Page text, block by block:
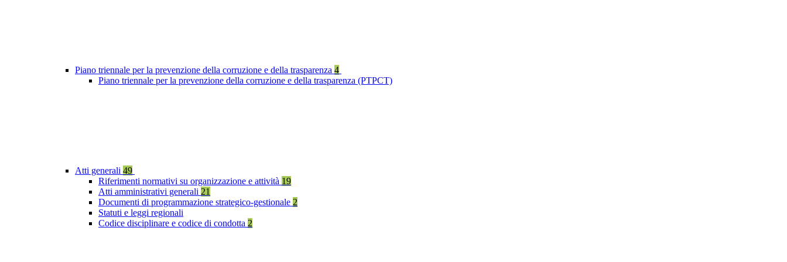
Piano triennale per la prevenzione della corruzione e della trasparenza 4
Piano triennale per la prevenzione della corruzione e della trasparenza (PTPCT)
Atti generali 49
Riferimenti normativi su organizzazione e attività 19
Atti amministrativi generali 21
Documenti di programmazione strategico-gestionale 2
Statuti e leggi regionali
Codice disciplinare e codice di condotta 2